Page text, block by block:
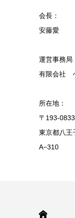
会長：
安藤愛
運営事務局
有限会社
所在地：
〒193-0833
東京都八王
A−310